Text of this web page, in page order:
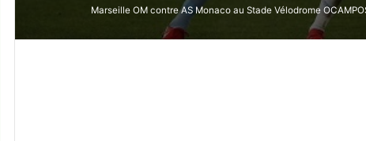
Marseille OM contre AS Monaco au Stade Vélodrome